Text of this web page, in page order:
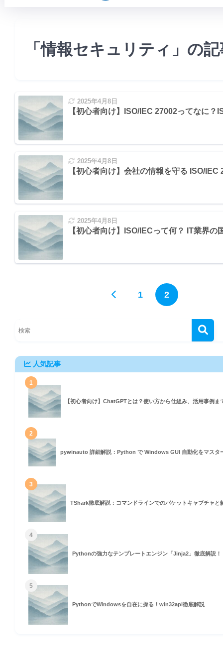
「情報セキュリティ」の
2025年4月8日
【初心者向け】ISO/IEC 27002ってなに
2025年4月8日
【初心者向け】会社の情報を守る ISO/
2025年4月8日
【初心者向け】ISO/IECって何？ IT業界
1 2
人気記事
1
【初心者向け】ChatGPTとは？使い方から仕組み、活用事例ま
2
pywinauto 詳細解説：Python で Windows GUI 自動化をマスタ
3
TShark徹底解説：コマンドラインでのパケットキャプチャと
4
Pythonの強力なテンプレートエンジン「Jinja2」徹底解説！
5
PythonでWindowsを自在に操る！win32api徹底解説